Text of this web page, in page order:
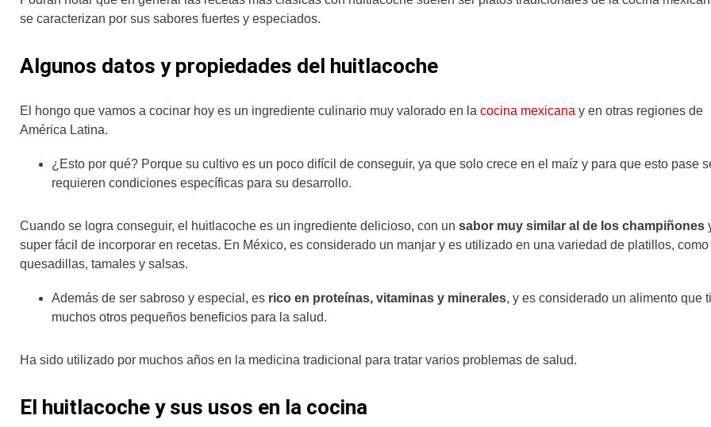
se caracterizan por sus sabores fuertes y especiados.
Algunos datos y propiedades del huitlacoche
El hongo que vamos a cocinar hoy es un ingrediente culinario muy valorado en la cocina mexicana y en otras regiones de
América Latina.
¿Esto por qué? Porque su cultivo es un poco difícil de conseguir, ya que solo crece en el maíz y para que esto pase
requieren condiciones específicas para su desarrollo.
Cuando se logra conseguir, el huitlacoche es un ingrediente delicioso, con un sabor muy similar al de los champiñones
super fácil de incorporar en recetas. En México, es considerado un manjar y es utilizado en una variedad de platillos, como
quesadillas, tamales y salsas.
Además de ser sabroso y especial, es rico en proteínas, vitaminas y minerales, y es considerado un alimento que
muchos otros pequeños beneficios para la salud.
Ha sido utilizado por muchos años en la medicina tradicional para tratar varios problemas de salud.
El huitlacoche y sus usos en la cocina